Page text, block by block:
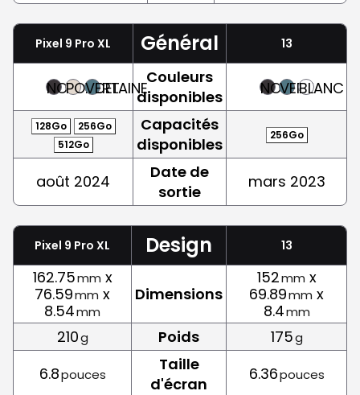
Pixel 9 Pro XL Général 13
NOIRPORCELAINE
VERT
Couleurs
disponibles
NOIRVERTBLANC
128Go
256Go
512Go
Capacités
disponibles
256Go
août 2024
Date de
sortie
mars 2023
Pixel 9 Pro XL Design 13
162.75mm x
76.59mm x
8.54mm
Dimensions
152mm x
69.89mm x
8.4mm
210g Poids 175g
6.8pouces
Taille
d'écran
6.36pouces